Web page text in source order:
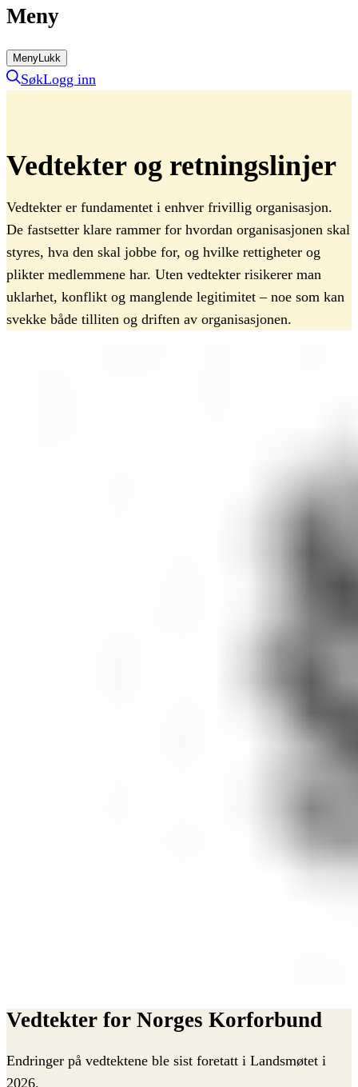
Meny
MenyLukk
SøkLogg inn
Vedtekter og retningslinjer
Vedtekter er fundamentet i enhver frivillig organisasjon.
De fastsetter klare rammer for hvordan organisasjonen skal
styres, hva den skal jobbe for, og hvilke rettigheter og
plikter medlemmene har. Uten vedtekter risikerer man
uklarhet, konflikt og manglende legitimitet – noe som kan
svekke både tilliten og driften av organisasjonen.
Vedtekter for Norges Korforbund
Endringer på vedtektene ble sist foretatt i Landsmøtet i
2026.